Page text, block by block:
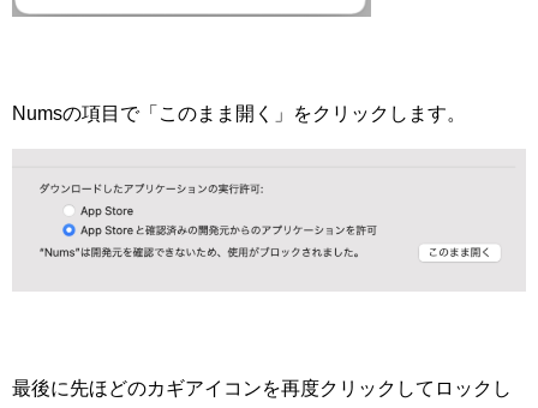
Numsの項目で「このまま開く」をクリックします。
最後に先ほどのカギアイコンを再度クリックしてロックし